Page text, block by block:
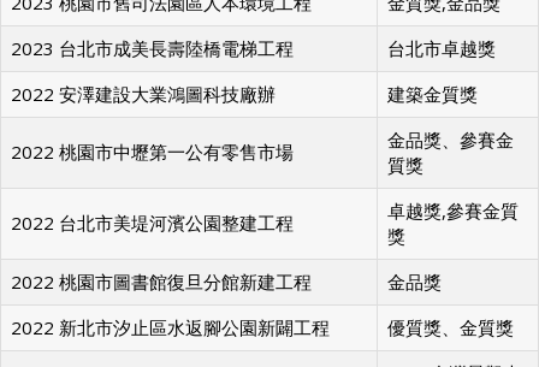
2023 桃園市舊司法園區人本環境工程
金質獎,金品獎
2023 台北市成美長壽陸橋電梯工程
台北市卓越獎
2022 安澤建設大業鴻圖科技廠辦
建築金質獎
金品獎、參賽金
質獎
卓越獎,參賽金質
獎
2022 桃園市圖書館復旦分館新建工程
金品獎
2022 新北市汐止區水返腳公園新闢工程
優質獎、金質獎